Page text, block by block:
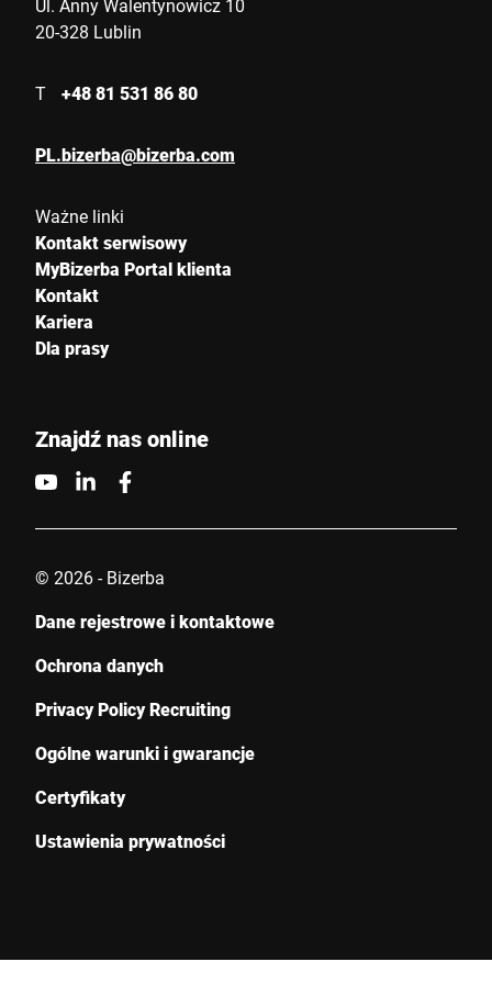
Ul. Anny Walentynowicz 10
20-328 Lublin
T +48 81 531 86 80
PL.bizerba@bizerba.com
Ważne linki
Kontakt serwisowy
MyBizerba Portal klienta
Kontakt
Kariera
Dla prasy
Znajdź nas online
© 2026 - Bizerba
Dane rejestrowe i kontaktowe
Ochrona danych
Privacy Policy Recruiting
Ogólne warunki i gwarancje
Certyfikaty
Ustawienia prywatności